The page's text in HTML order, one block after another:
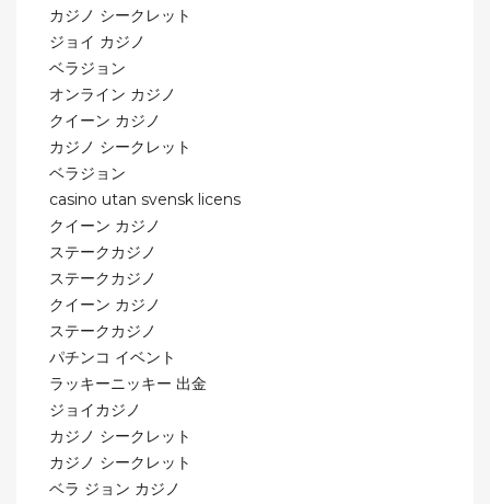
カジノ シークレット
ジョイ カジノ
ベラジョン
オンライン カジノ
クイーン カジノ
カジノ シークレット
ベラジョン
casino utan svensk licens
クイーン カジノ
ステークカジノ
ステークカジノ
クイーン カジノ
ステークカジノ
パチンコ イベント
ラッキーニッキー 出金
ジョイカジノ
カジノ シークレット
カジノ シークレット
ベラ ジョン カジノ